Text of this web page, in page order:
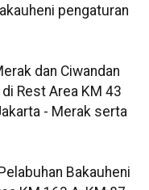
pengaturan
dan Ciwandan
Rest Area KM 43
- Merak serta
Bakauheni